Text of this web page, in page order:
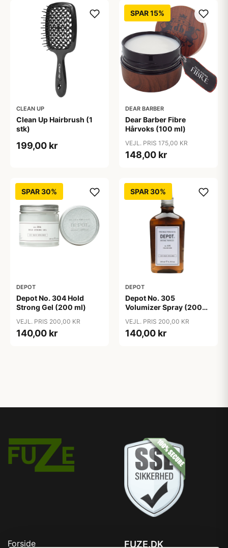
CLEAN UP
Clean Up Hairbrush (1
stk)
199,00 kr
SPAR 15%
DEAR BARBER
Dear Barber Fibre
Hårvoks (100 ml)
VEJL. PRIS 175,00 KR
148,00 kr
SPAR 30%
DEPOT
Depot No. 304 Hold
Strong Gel (200 ml)
VEJL. PRIS 200,00 KR
140,00 kr
SPAR 30%
DEPOT
Depot No. 305
Volumizer Spray (200
VEJL. PRIS 200,00 KR
140,00 kr
Forside FUZE.DK